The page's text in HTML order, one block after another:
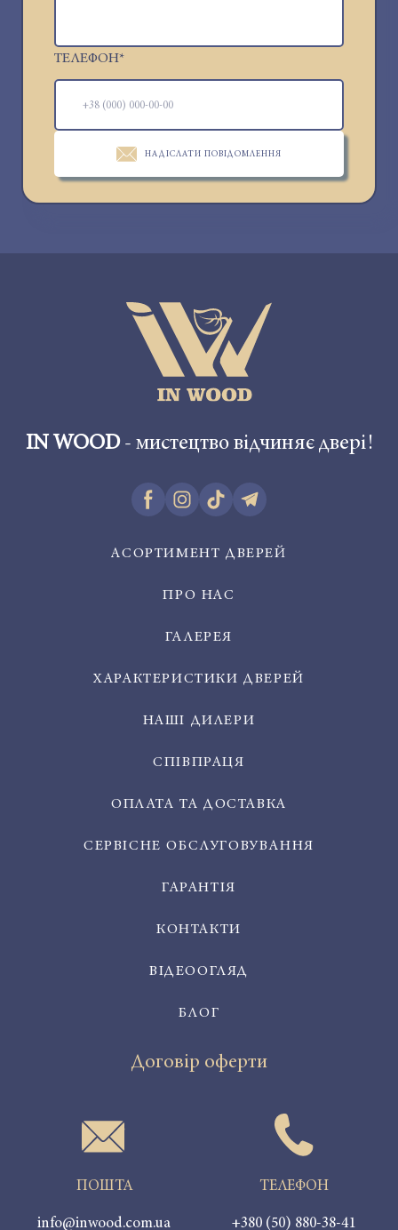
ТЕЛЕФОН*
НАДІСЛАТИ ПОВІДОМЛЕННЯ
IN WOOD- мистецтво відчиняє двері!
АСОРТИМЕНТ ДВЕРЕЙ
ПРО НАС
ГАЛЕРЕЯ
ХАРАКТЕРИСТИКИ ДВЕРЕЙ
НАШІ ДИЛЕРИ
СПІВПРАЦЯ
ОПЛАТА ТА ДОСТАВКА
СЕРВІСНЕ ОБСЛУГОВУВАННЯ
ГАРАНТІЯ
КОНТАКТИ
ВІДЕООГЛЯД
БЛОГ
Договір оферти
ПОШТА
info@inwood.com.ua
ТЕЛЕФОН
+380 (50) 880-38-41